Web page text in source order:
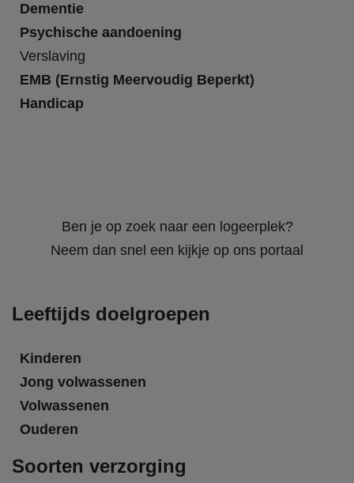
Dementie
Psychische aandoening
Verslaving
EMB (Ernstig Meervoudig Beperkt)
Handicap
Ben je op zoek naar een logeerplek?
Neem dan snel een kijkje op ons portaal
Leeftijds doelgroepen
Kinderen
Jong volwassenen
Volwassenen
Ouderen
Soorten verzorging